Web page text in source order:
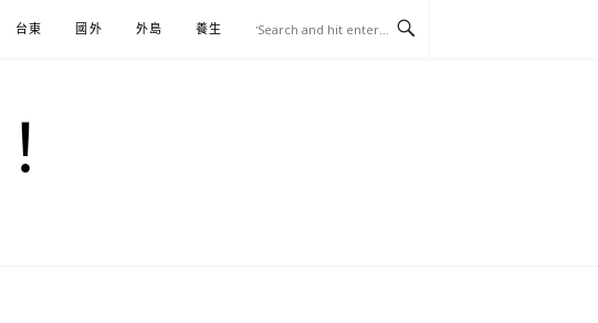
台東 國外 外島 養生 伴手禮